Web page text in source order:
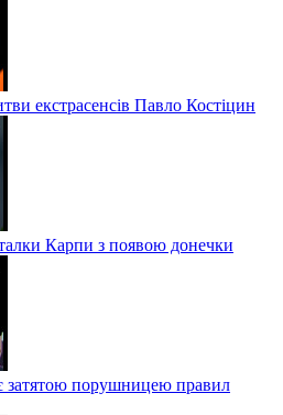
екстрасенсів Павло Костіцин
Карпи з появою донечки
затятою порушницею правил